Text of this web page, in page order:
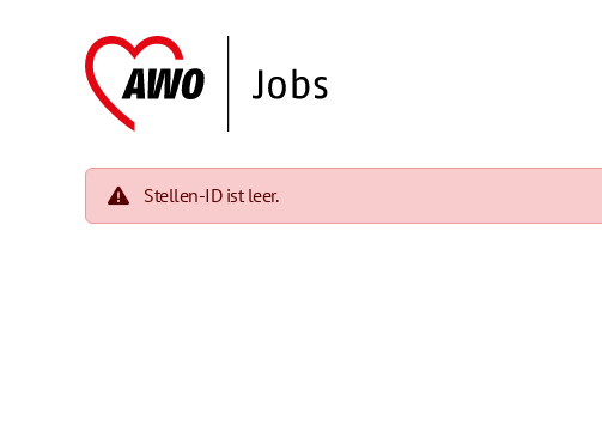
Stellen-ID ist leer.